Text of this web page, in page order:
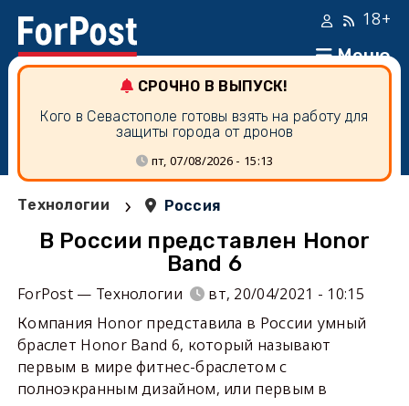
Меню
18+
СРОЧНО В ВЫПУСК!
Кого в Севастополе готовы взять на работу для
защиты города от дронов
пт, 07/08/2026 - 15:13
Технологии › Россия
В России представлен Honor
Band 6
ForPost — Технологии
вт, 20/04/2021 - 10:15
Компания Honor представила в России умный
браслет Honor Band 6, который называют
первым в мире фитнес-браслетом с
полноэкранным дизайном, или первым в